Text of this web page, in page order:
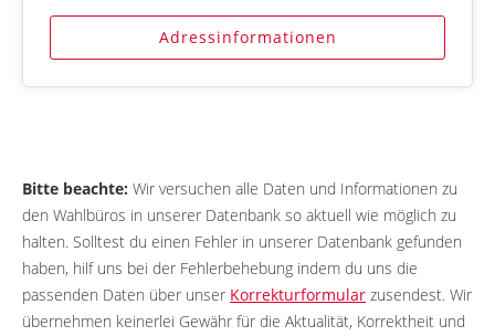
Adressinformationen
Bitte beachte: Wir versuchen alle Daten und Informationen zu
den Wahlbüros in unserer Datenbank so aktuell wie möglich zu
halten. Solltest du einen Fehler in unserer Datenbank gefunden
haben, hilf uns bei der Fehlerbehebung indem du uns die
passenden Daten über unser Korrekturformular zusendest. Wir
übernehmen keinerlei Gewähr für die Aktualität, Korrektheit und